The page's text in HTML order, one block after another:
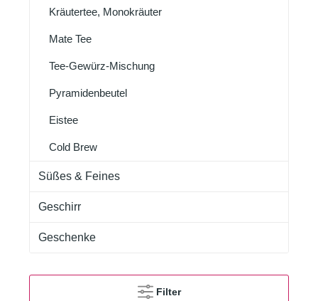
Kräutertee, Monokräuter
Mate Tee
Tee-Gewürz-Mischung
Pyramidenbeutel
Eistee
Cold Brew
Süßes & Feines
Geschirr
Geschenke
Filter